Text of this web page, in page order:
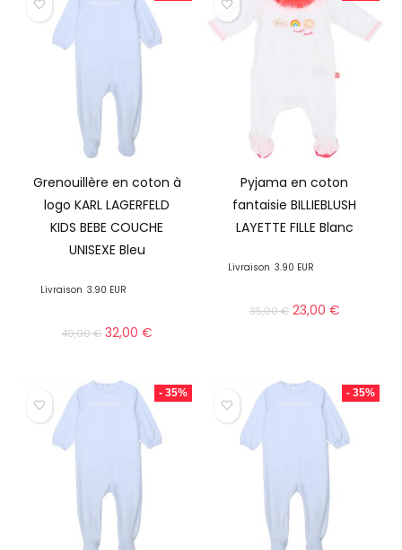
Grenouillère en coton à
logo KARL LAGERFELD
KIDS BEBE COUCHE
UNISEXE Bleu
Livraison 3.90 EUR
49,00€ 32,00€
Pyjama en coton
fantaisie BILLIEBLUSH
LAYETTE FILLE Blanc
Livraison 3.90 EUR
35,00€ 23,00 €
- 35% - 35%